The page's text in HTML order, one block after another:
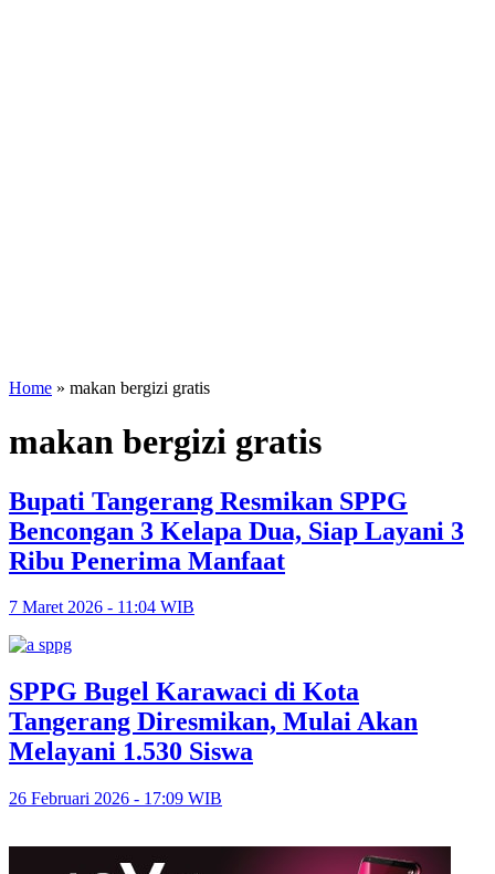
Home » makan bergizi gratis
makan bergizi gratis
Bupati Tangerang Resmikan SPPG
Bencongan 3 Kelapa Dua, Siap Layani 3
Ribu Penerima Manfaat
7 Maret 2026 - 11:04 WIB
SPPG Bugel Karawaci di Kota
Tangerang Diresmikan, Mulai Akan
Melayani 1.530 Siswa
26 Februari 2026 - 17:09 WIB